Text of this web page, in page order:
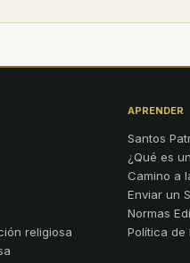
religiosa
APRENDER
Santos
¿Qué es
Camino a
Enviar un
Normas
Política de